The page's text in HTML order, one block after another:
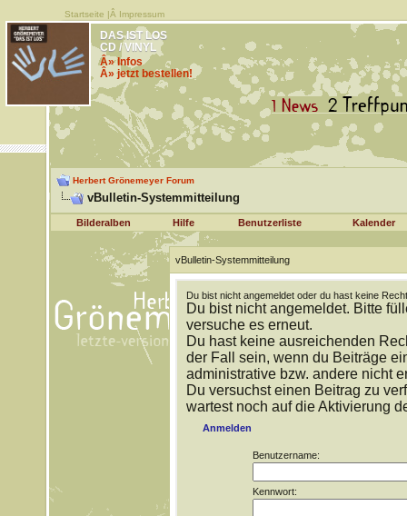
Startseite |Â Impressum
DAS IST LOS
CD / VINYL
Â» Infos
Â» jetzt bestellen!
Herbert Grönemeyer Forum
vBulletin-Systemmitteilung
Bilderalben Hilfe Benutzerliste Kalender
vBulletin-Systemmitteilung
Du bist nicht angemeldet oder du hast keine
Du bist nicht angemeldet. Bitte
versuche es erneut.
Du hast keine ausreichenden
der Fall sein, wenn du Beiträge
administrative bzw. andere nicht
Du versuchst einen Beitrag zu
wartest noch auf die Aktivierung
Anmelden
Benutzername:
Kennwort: